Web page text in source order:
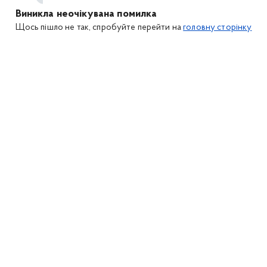
Виникла неочікувана помилка
Щось пішло не так, спробуйте перейти наголовну сторінку